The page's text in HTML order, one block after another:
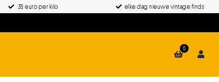
35 euro per kilo elke dag nieuwe vintage finds
0